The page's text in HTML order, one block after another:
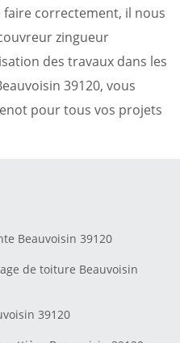
correctement, il nous
zingueur
des travaux dans les
39120, vous
pour tous vos projets
Beauvoisin 39120
de toiture Beauvoisin
39120